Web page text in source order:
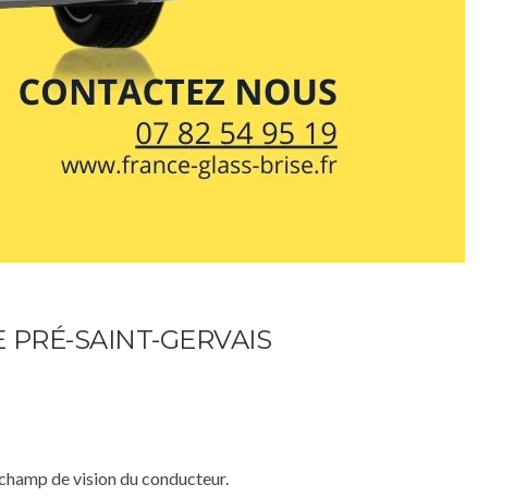
SAINT-GERVAIS
de vision du conducteur.